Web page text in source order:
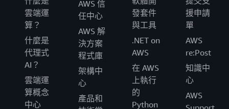
雲端運
算？
什麼是
代理式
AI？
雲端運
算概念
中心
AWS 信
任中心
AWS 解
決方案
程式庫
架構中
心
產品和
發套件
與工具
.NET on
AWS
在 AWS
上執行
的
Python
援申請
單
AWS
re:Post
知識中
心
AWS